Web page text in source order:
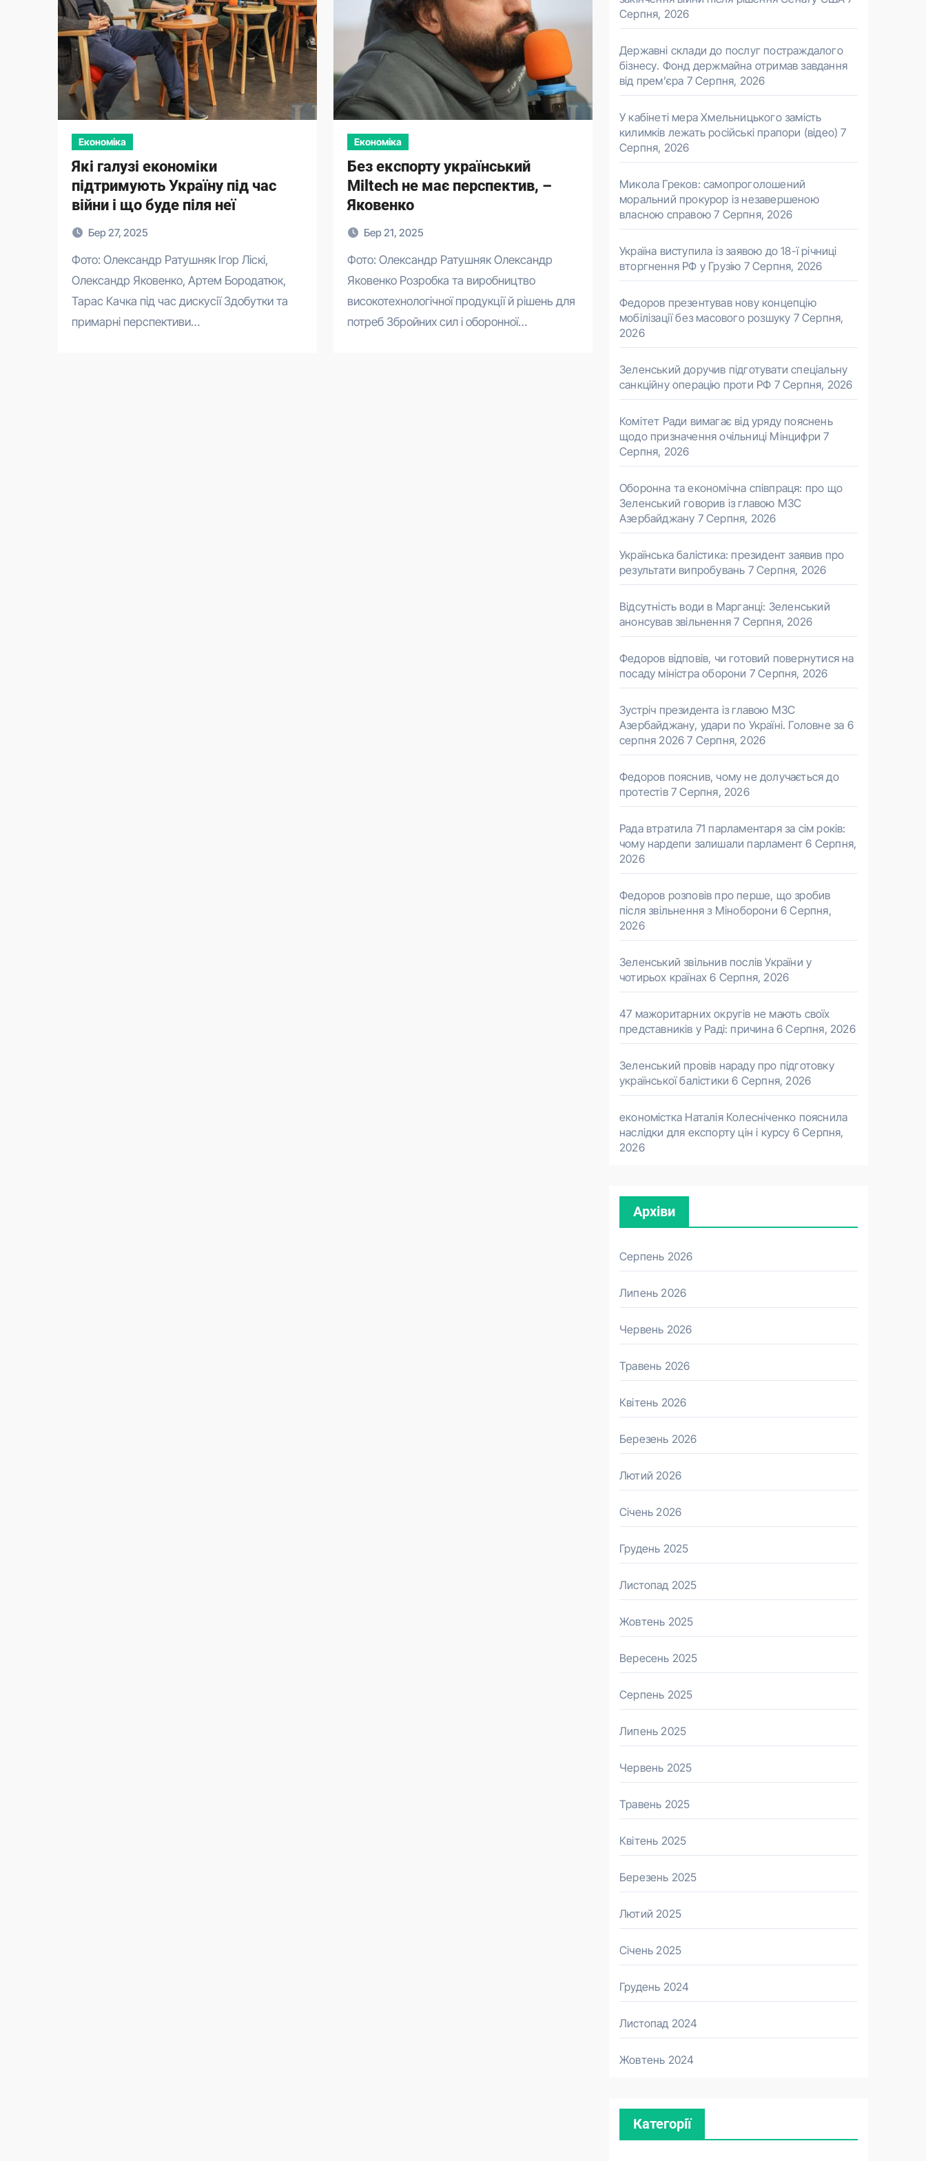
Економіка
Які галузі економіки
підтримують Україну під час
війни і що буде піля неї
Бер 27, 2025
Фото: Олександр Ратушняк Ігор Ліскі,
Олександр Яковенко, Артем Бородатюк,
Тарас Качка під час дискусії Здобутки та
примарні перспективи…
Економіка
Без експорту український
Miltech не має перспектив, –
Яковенко
Бер 21, 2025
Фото: Олександр Ратушняк Олександр
Яковенко Розробка та виробництво
високотехнологічної продукції й рішень для
потреб Збройних сил і оборонної…
Серпня, 2026
Державні склади до послуг постраждалого
бізнесу. Фонд держмайна отримав завдання
від прем’єра 7 Серпня, 2026
У кабінеті мера Хмельницького замість
килимків лежать російські прапори (відео) 7
Серпня, 2026
Микола Греков: самопроголошений
моральний прокурор із незавершеною
власною справою 7 Серпня, 2026
Україна виступила із заявою до 18-ї річниці
вторгнення РФ у Грузію 7 Серпня, 2026
Федоров презентував нову концепцію
мобілізації без масового розшуку 7 Серпня,
2026
Зеленський доручив підготувати спеціальну
санкційну операцію проти РФ 7 Серпня, 2026
Комітет Ради вимагає від уряду пояснень
щодо призначення очільниці Мінцифри 7
Серпня, 2026
Оборонна та економічна співпраця: про що
Зеленський говорив із главою МЗС
Азербайджану 7 Серпня, 2026
Українська балістика: президент заявив про
результати випробувань 7 Серпня, 2026
Відсутність води в Марганці: Зеленський
анонсував звільнення 7 Серпня, 2026
Федоров відповів, чи готовий повернутися на
посаду міністра оборони 7 Серпня, 2026
Зустріч президента із главою МЗС
Азербайджану, удари по Україні. Головне за 6
серпня 2026 7 Серпня, 2026
Федоров пояснив, чому не долучається до
протестів 7 Серпня, 2026
Рада втратила 71 парламентаря за сім років:
чому нардепи залишали парламент 6 Серпня,
2026
Федоров розповів про перше, що зробив
після звільнення з Міноборони 6 Серпня,
2026
Зеленський звільнив послів України у
чотирьох країнах 6 Серпня, 2026
47 мажоритарних округів не мають своїх
представників у Раді: причина 6 Серпня, 2026
Зеленський провів нараду про підготовку
української балістики 6 Серпня, 2026
економістка Наталія Колесніченко пояснила
наслідки для експорту цін і курсу 6 Серпня,
2026
Архіви
Серпень 2026
Липень 2026
Червень 2026
Травень 2026
Квітень 2026
Березень 2026
Лютий 2026
Січень 2026
Грудень 2025
Листопад 2025
Жовтень 2025
Вересень 2025
Серпень 2025
Липень 2025
Червень 2025
Травень 2025
Квітень 2025
Березень 2025
Лютий 2025
Січень 2025
Грудень 2024
Листопад 2024
Жовтень 2024
Категорії